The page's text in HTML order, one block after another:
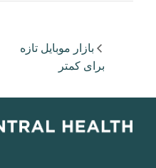
بازار موبایل تازه
برای کمتر